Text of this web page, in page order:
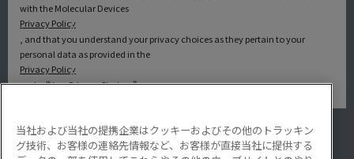
with the Molecular Devices
Privacy Policy
, and that you understand your privacy choices as they pertain to your
personal data as provided in the
Privacy Policy
under “Your Privacy Choices”.
アプリケーション
サービス・サポート
当社および当社の提携企業はクッキーおよびその他のトラッキン
グ技術、お客様の連絡先情報など、お客様が直接当社に提供する